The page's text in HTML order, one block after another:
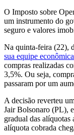
O Imposto sobre
um instrumento do
seguro e valores
Na quinta-feira (22),
sua equipe
compras realizadas
3,5%. Ou seja,
passaram por um
A decisão reverteu
Jair Bolsonaro (PL),
gradual das alíquotas
alíquota cobrada